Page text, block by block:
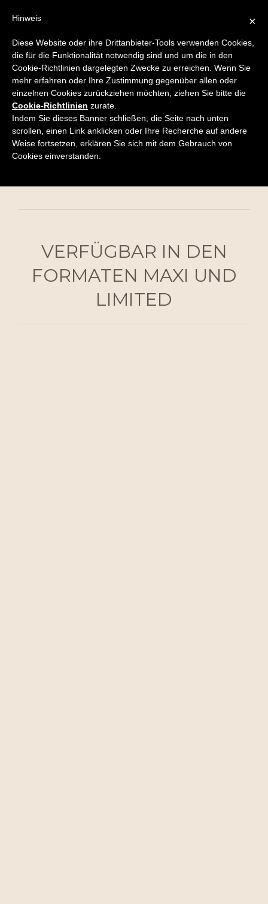
COUNTRY
Ein neuer Trend, der neue Emotionen weckt. Eine
Entwicklung, die gesägte Oberflächen mit modernen
Farben neu interpretiert. Die Linie Country basiert auf
Eiche Anticati mit sägerauer Obrfläche (die nicht Kanten
sind nicht gefast). Dieses Produkt wird nur auf
VERFÜGBAR IN DEN
FORMATEN MAXI UND
LIMITED
×
Hinweis
Diese Website oder ihre Drittanbieter-Tools verwenden Cookies,
die für die Funktionalität notwendig sind und um die in den
Cookie-Richtlinien dargelegten Zwecke zu erreichen. Wenn Sie
mehr erfahren oder Ihre Zustimmung gegenüber allen oder
einzelnen Cookies zurückziehen möchten, ziehen Sie bitte die
Cookie-Richtlinien zurate.
Indem Sie dieses Banner schließen, die Seite nach unten
scrollen, einen Link anklicken oder Ihre Recherche auf andere
Weise fortsetzen, erklären Sie sich mit dem Gebrauch von
Cookies einverstanden.